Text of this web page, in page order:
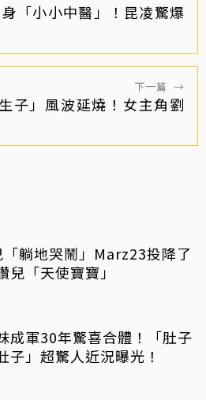
「小小中醫」！昆凌驚爆
下一篇 →
子」風波延燒！女主角劉
「躺地哭鬧」Marz23投降了
兒「天使寶寶」
成軍30年驚喜合體！「肚子
子」超驚人近況曝光！